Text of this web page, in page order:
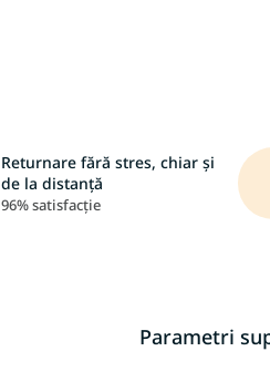
Returnare fără stres, chiar și
de la distanță
96% satisfacție
Parametri